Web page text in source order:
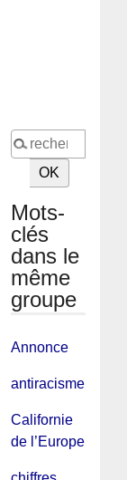
Mots-
clés
dans le
même
groupe
Annonce
antiracisme
Californie
de l’Europe